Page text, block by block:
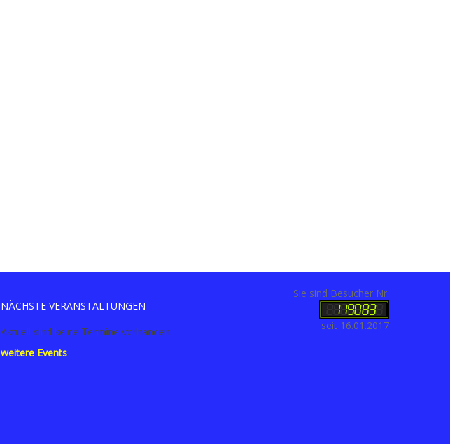
NÄCHSTE VERANSTALTUNGEN
Aktuell sind keine Termine vorhanden.
weitere Events
Sie sind Besucher Nr.
seit 16.01.2017